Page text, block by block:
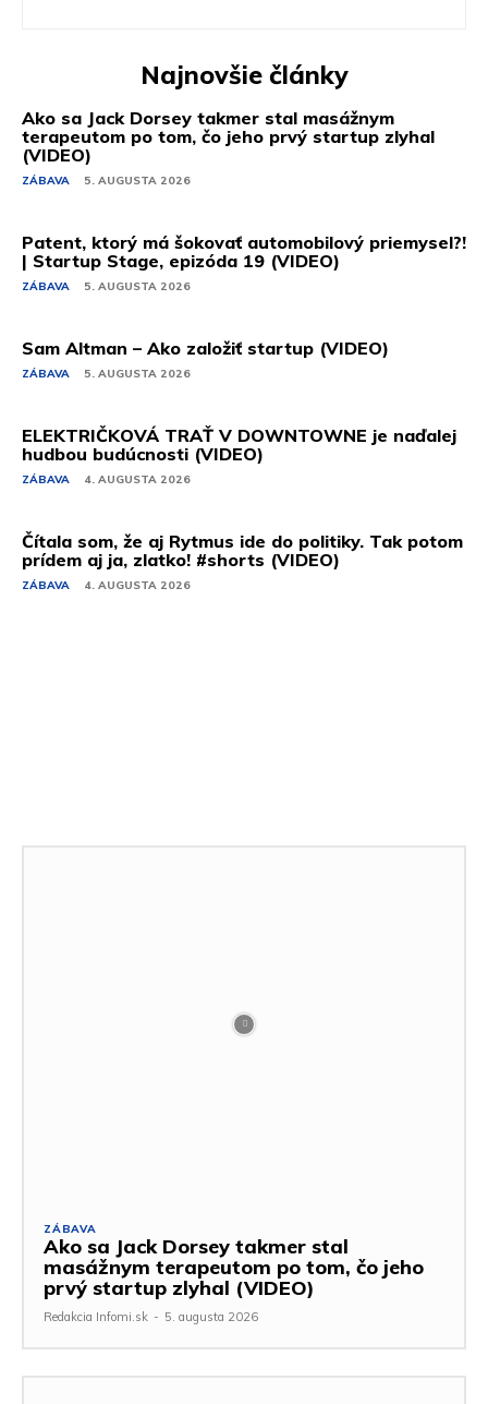
Najnovšie články
Ako sa Jack Dorsey takmer stal masážnym
terapeutom po tom, čo jeho prvý startup zlyhal
(VIDEO)
ZÁBAVA 5. AUGUSTA 2026
Patent, ktorý má šokovať automobilový priemysel?!
| Startup Stage, epizóda 19 (VIDEO)
ZÁBAVA 5. AUGUSTA 2026
Sam Altman – Ako založiť startup (VIDEO)
ZÁBAVA 5. AUGUSTA 2026
ELEKTRIČKOVÁ TRAŤ V DOWNTOWNE je naďalej
hudbou budúcnosti (VIDEO)
ZÁBAVA 4. AUGUSTA 2026
Čítala som, že aj Rytmus ide do politiky. Tak potom
prídem aj ja, zlatko! #shorts (VIDEO)
ZÁBAVA 4. AUGUSTA 2026
ZÁBAVA
Ako sa Jack Dorsey takmer stal
masážnym terapeutom po tom, čo jeho
prvý startup zlyhal (VIDEO)
Redakcia Infomi.sk - 5. augusta 2026